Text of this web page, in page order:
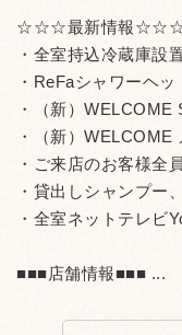
☆☆☆最新情報
・全室持込冷蔵庫設
・ReFaシャワーヘ
・（新）WELCOME
・（新）WELCOME
・ご来店のお客様全
・貸出しシャンプー
・全室ネットテレビ
■■■店舗情報■■■ ...